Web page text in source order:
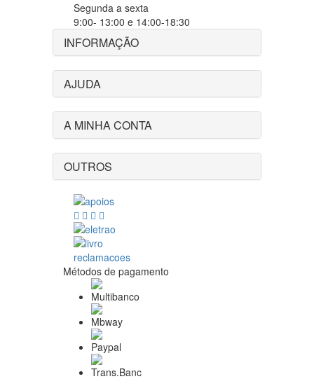
Segunda a sexta
9:00- 13:00 e 14:00-18:30
INFORMAÇÃO
AJUDA
A MINHA CONTA
OUTROS
Métodos de pagamento